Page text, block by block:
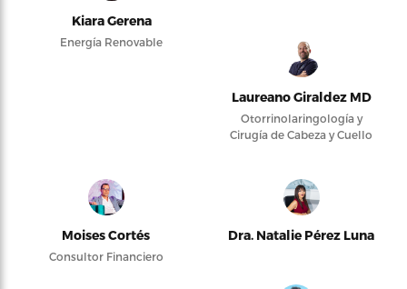
Kiara Gerena
Energía Renovable
Laureano Giraldez MD
Otorrinolaringología y
Cirugía de Cabeza y Cuello
Moises Cortés
Consultor Financiero
Dra. Natalie Pérez Luna